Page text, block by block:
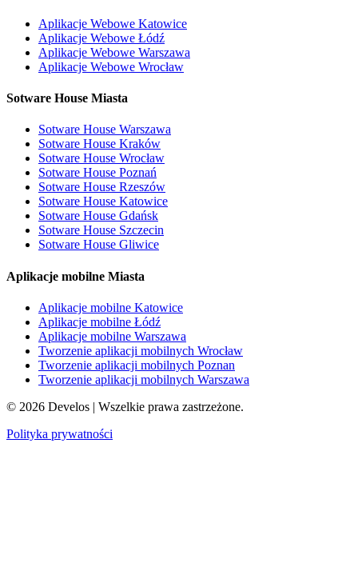
Aplikacje Webowe Katowice
Aplikacje Webowe Łódź
Aplikacje Webowe Warszawa
Aplikacje Webowe Wrocław
Sotware House Miasta
Sotware House Warszawa
Sotware House Kraków
Sotware House Wrocław
Sotware House Poznań
Sotware House Rzeszów
Sotware House Katowice
Sotware House Gdańsk
Sotware House Szczecin
Sotware House Gliwice
Aplikacje mobilne Miasta
Aplikacje mobilne Katowice
Aplikacje mobilne Łódź
Aplikacje mobilne Warszawa
Tworzenie aplikacji mobilnych Wrocław
Tworzenie aplikacji mobilnych Poznan
Tworzenie aplikacji mobilnych Warszawa
© 2026 Develos | Wszelkie prawa zastrzeżone.
Polityka prywatności